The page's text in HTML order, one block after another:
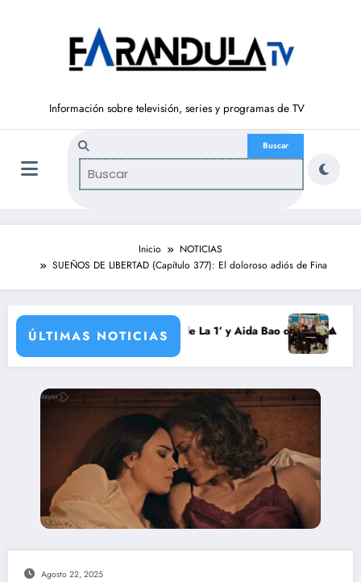
Información sobre televisión, series y programas de TV
Inicio
NOTICIAS
SUEÑOS DE LIBERTAD (Capítulo 377): El doloroso adiós de Fina
ÚLTIMAS NOTICIAS
vuelve a ‘La Hora de La 1’ y Aida Bao da el salto a ‘Mañaneros
Adiós a ‘Cine
Agosto 22, 2025